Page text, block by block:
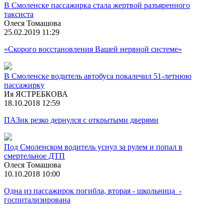
В Смоленске пассажирка стала жертвой разъяренного
таксиста
Олеся Томашова
25.02.2019 11:29
«Скорого восстановления Вашей нервной системе»
В Смоленске водитель автобуса покалечил 51-летнюю
пассажирку
Ия ЯСТРЕБКОВА
18.10.2018 12:59
ПАЗик резко дернулся с открытыми дверями
Под Смоленском водитель уснул за рулем и попал в
смертельное ДТП
Олеся Томашова
10.10.2018 10:00
Одна из пассажирок погибла, вторая - школьница -
госпитализирована